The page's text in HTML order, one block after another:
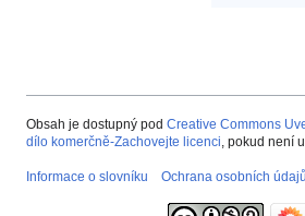
Obsah je dostupný pod Creative Commons
dílo komerčně-Zachovejte licenci, pokud není
Informace o slovníku Ochrana osobních údajů